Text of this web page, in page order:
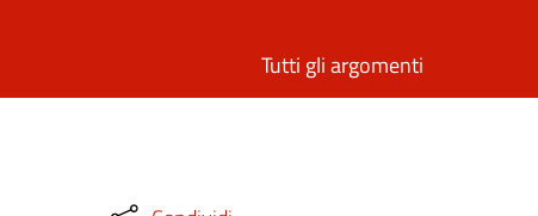
Tutti gli argomenti